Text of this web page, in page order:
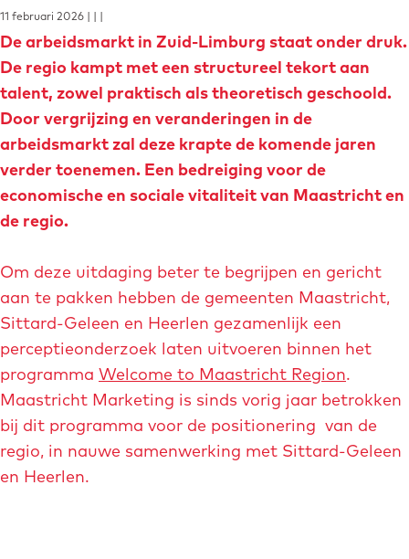
g
e
o
m
e
p
a
g
e
11 februari 2026 | | |
De arbeidsmarkt in Zuid-Limburg staat onder druk.
De regio kampt met een structureel tekort aan
talent, zowel praktisch als theoretisch geschoold.
Door vergrijzing en veranderingen in de
arbeidsmarkt zal deze krapte de komende jaren
verder toenemen. Een bedreiging voor de
economische en sociale vitaliteit van Maastricht en
de regio.
Om deze uitdaging beter te begrijpen en gericht
aan te pakken hebben de gemeenten Maastricht,
Sittard-Geleen en Heerlen gezamenlijk een
perceptieonderzoek laten uitvoeren binnen het
programma Welcome to Maastricht Region.
Maastricht Marketing is sinds vorig jaar betrokken
bij dit programma voor de positionering van de
regio, in nauwe samenwerking met Sittard-Geleen
en Heerlen.